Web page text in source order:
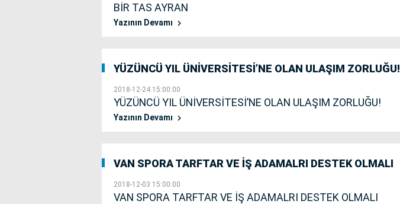
BİR TAS AYRAN
Yazının Devamı
YÜZÜNCÜ YIL ÜNİVERSİTESİ’NE OLAN ULAŞIM ZORLUĞU!
2018-12-24 15:00:00
YÜZÜNCÜ YIL ÜNİVERSİTESİ’NE OLAN ULAŞIM ZORLUĞU!
Yazının Devamı
VAN SPORA TARFTAR VE İŞ ADAMALRI DESTEK OLMALI
2018-12-03 15:00:00
VAN SPORA TARFTAR VE İŞ ADAMALRI DESTEK OLMALI